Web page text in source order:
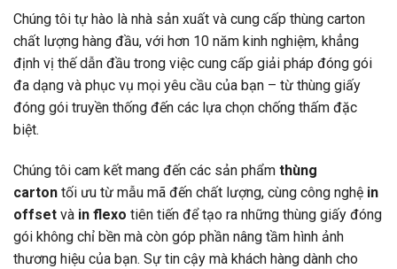
Chúng tôi tự hào là nhà sản xuất và cung cấp thùng carton
chất lượng hàng đầu, với hơn 10 năm kinh nghiệm, khẳng
định vị thế dẫn đầu trong việc cung cấp giải pháp đóng gói
đa dạng và phục vụ mọi yêu cầu của bạn – từ thùng giấy
đóng gói truyền thống đến các lựa chọn chống thấm đặc
biệt.
Chúng tôi cam kết mang đến các sản phẩm thùng
carton tối ưu từ mẫu mã đến chất lượng, cùng công nghệ in
offset và in flexo tiên tiến để tạo ra những thùng giấy đóng
gói không chỉ bền mà còn góp phần nâng tầm hình ảnh
thương hiệu của bạn. Sự tin cậy mà khách hàng dành cho